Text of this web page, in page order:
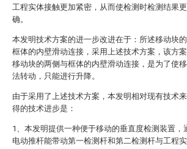
工程实体接触更加紧密，从而使检测时检测结果
确。
本发明技术方案的进一步改进在于：所述移动块
框体的内壁滑动连接，采用上述技术方案，该方
移动块的两侧与框体的内壁滑动连接，是为了使
法转动，只能进行升降。
由于采用了上述技术方案，本发明相对现有技术
得的技术进步是：
1、本发明提供一种便于移动的垂直度检测装置，
电动推杆能带动第一检测杆和第二检测杆与工程